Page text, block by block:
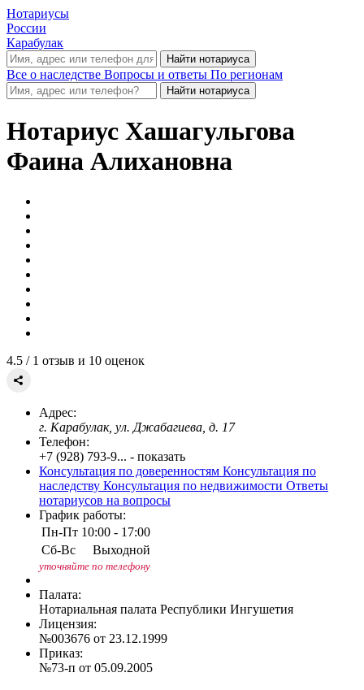
Нотариусы
России
Карабулак
Все о наследстве Вопросы и ответы По регионам
Нотариус Хашагульгова
Фаина Алихановна
4.5 / 1 отзыв и 10 оценок
Адрес:
г. Карабулак, ул. Джабагиева, д. 17
Телефон:
+7 (928) 793-9... - показать
Консультация по доверенностям Консультация по
наследству Консультация по недвижимости Ответы
нотариусов на вопросы
График работы:
Пн-Пт 10:00 - 17:00
Сб-Вс
Выходной
уточняйте по телефону
Палата:
Нотариальная палата Республики Ингушетия
Лицензия:
№003676 от 23.12.1999
Приказ:
№73-п от 05.09.2005